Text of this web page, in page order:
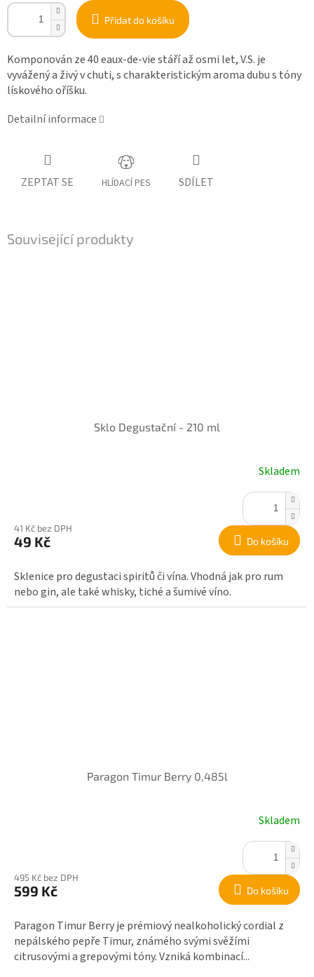
Přidat do košíku
Komponován ze 40 eaux-de-vie stáří až osmi let, V.S. je
vyvážený a živý v chuti, s charakteristickým aroma dubu s tóny
lískového oříšku.
Detailní informace
ZEPTAT SE HLÍDACÍ PES SDÍLET
Související produkty
Sklo Degustační - 210 ml
Skladem
41 Kč bez DPH
49 Kč Do košíku
Sklenice pro degustaci spiritů či vína. Vhodná jak pro rum
nebo gin, ale také whisky, tiché a šumivé víno.
Paragon Timur Berry 0,485l
Skladem
495 Kč bez DPH
599 Kč Do košíku
Paragon Timur Berry je prémiový nealkoholický cordial z
nepálského pepře Timur, známého svými svěžími
citrusovými a grepovými tóny. Vzniká kombinací...